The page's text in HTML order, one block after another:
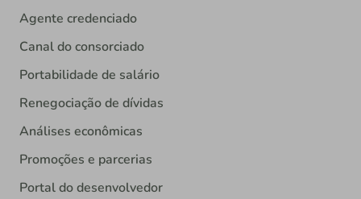
Agente credenciado
Canal do consorciado
Portabilidade de salário
Renegociação de dívidas
Análises econômicas
Promoções e parcerias
Portal do desenvolvedor